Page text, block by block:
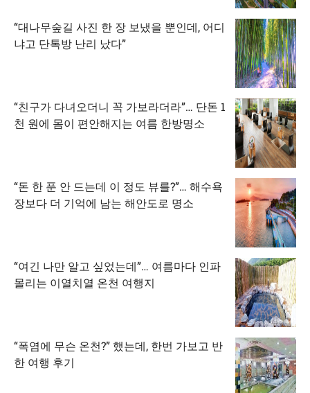
“대나무숲길 사진 한 장 보냈을 뿐인데, 어디
냐고 단톡방 난리 났다”
“친구가 다녀오더니 꼭 가보라더라”… 단돈 1
천 원에 몸이 편안해지는 여름 한방명소
“돈 한 푼 안 드는데 이 정도 뷰를?”… 해수욕
장보다 더 기억에 남는 해안도로 명소
“여긴 나만 알고 싶었는데”… 여름마다 인파
몰리는 이열치열 온천 여행지
“폭염에 무슨 온천?” 했는데, 한번 가보고 반
한 여행 후기